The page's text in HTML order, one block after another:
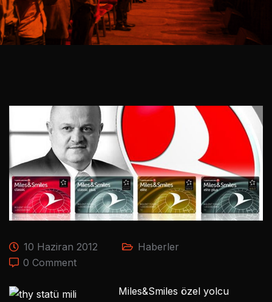
10 Haziran 2012
Haberler
0 Comment
Miles&Smiles özel yolcu